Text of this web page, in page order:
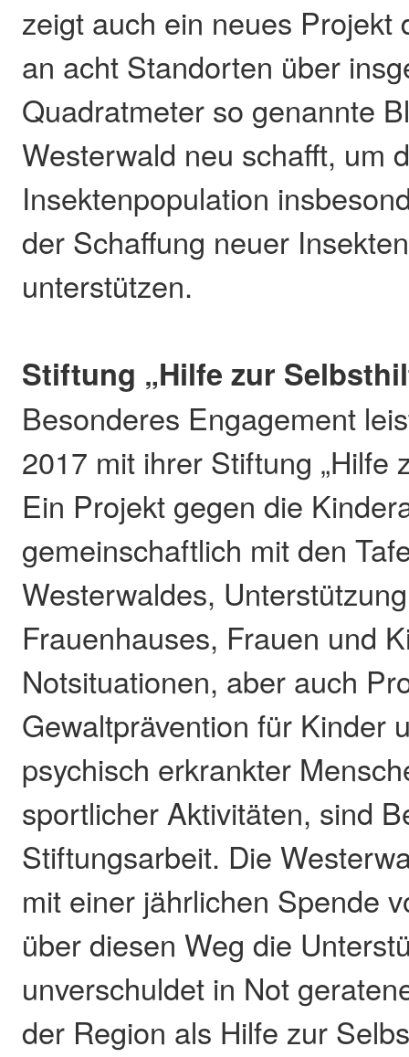
zeigt auch ein neues Projekt
an acht Standorten über
Quadratmeter so genannte
Westerwald neu schafft, um
Insektenpopulation
der Schaffung neuer
unterstützen.
Stiftung „Hilfe zur
Besonderes Engagement
2017 mit ihrer Stiftung „Hilfe
Ein Projekt gegen die
gemeinschaftlich mit den
Westerwaldes,
Frauenhauses, Frauen und
Notsituationen, aber auch
Gewaltprävention für Kinder
psychisch erkrankter
sportlicher Aktivitäten, sind
Stiftungsarbeit. Die
mit einer jährlichen Spende
über diesen Weg die
unverschuldet in Not
der Region als Hilfe zur